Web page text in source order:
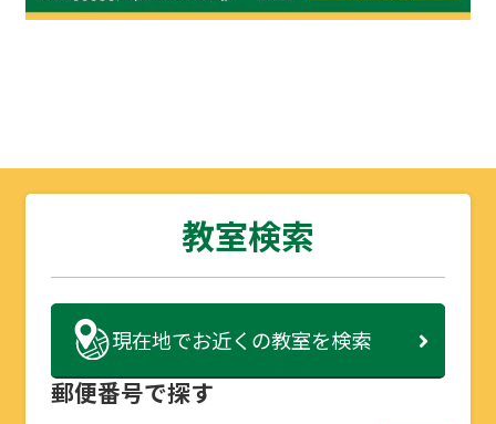
教室検索
現在地でお近くの教室を検索
郵便番号で探す